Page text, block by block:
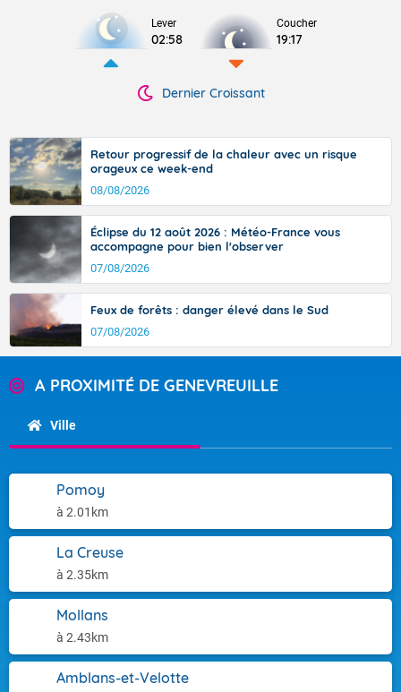
Lever
02:58
Coucher
19:17
Dernier Croissant
Retour progressif de la chaleur avec un risque
orageux ce week-end
08/08/2026
Éclipse du 12 août 2026 : Météo-France vous
accompagne pour bien l'observer
07/08/2026
Feux de forêts : danger élevé dans le Sud
07/08/2026
A PROXIMITÉ DE GENEVREUILLE
Ville
Pomoy
à 2.01km
La Creuse
à 2.35km
Mollans
à 2.43km
Amblans-et-Velotte